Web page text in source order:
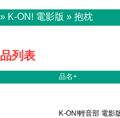
» K-ON! 電影版 » 抱枕
列表
品名+
K-ON!輕音部 電影